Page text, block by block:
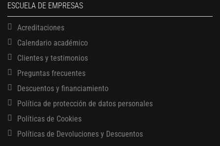
ESCUELA DE EMPRESAS
Acreditaciones
Calendario académico
Clientes y testimonios
Preguntas frecuentes
Descuentos y financiamiento
Política de protección de datos personales
Políticas de Cookies
Políticas de Devoluciones y Descuentos
13 AGOSTO, 2026
Finanzas para no financieros
17 AGOSTO, 2026
Gerencia de empresas familiares